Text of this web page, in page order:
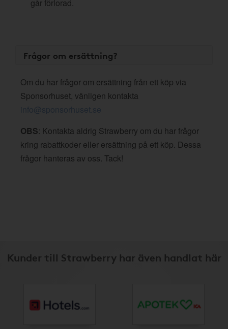
går förlorad.
Frågor om ersättning?
Om du har frågor om ersättning från ett köp via
Sponsorhuset, vänligen kontakta
info@sponsorhuset.se
OBS: Kontakta aldrig Strawberry om du har frågor
kring rabattkoder eller ersättning på ett köp. Dessa
frågor hanteras av oss. Tack!
Kunder till Strawberry har även handlat här